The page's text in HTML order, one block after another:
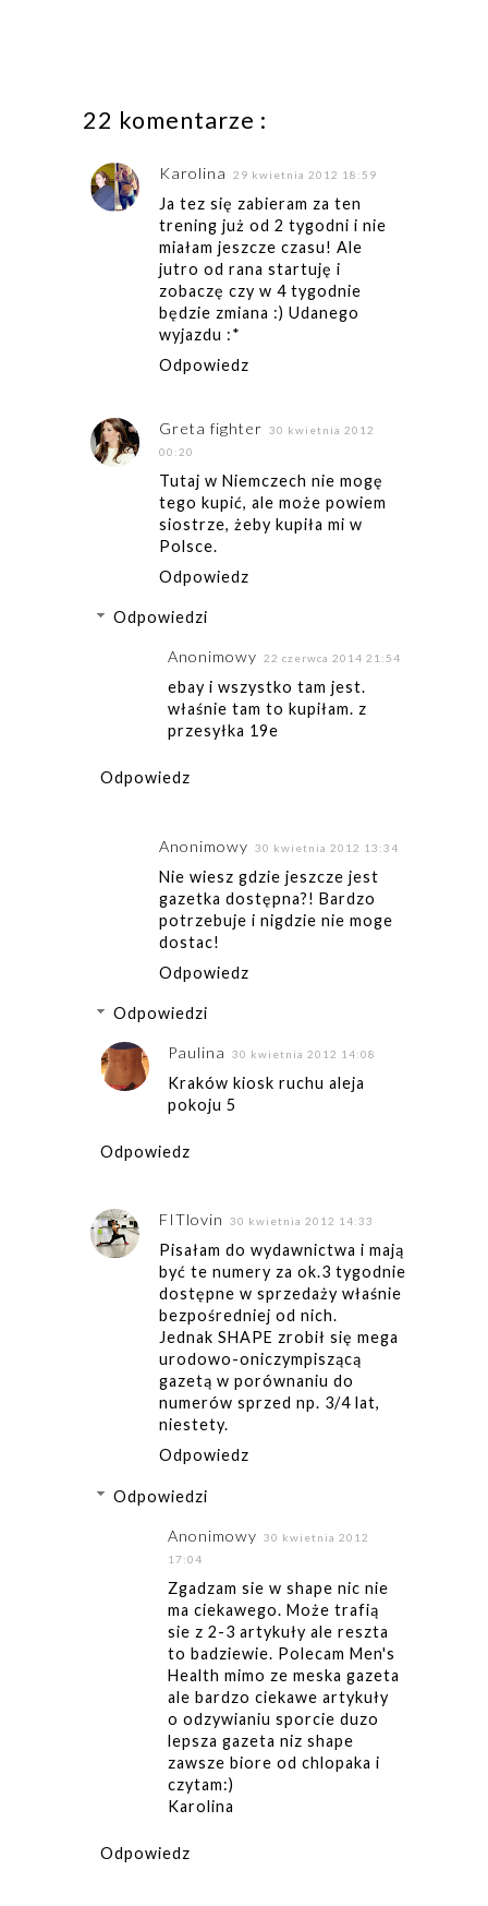
22 komentarze :
Karolina 29 kwietnia 2012 18:59
Ja tez się zabieram za ten
trening już od 2 tygodni i nie
miałam jeszcze czasu! Ale
jutro od rana startuję i
zobaczę czy w 4 tygodnie
będzie zmiana :) Udanego
wyjazdu :*
Odpowiedz
Greta fighter 30 kwietnia 2012
00:20
Tutaj w Niemczech nie mogę
tego kupić, ale może powiem
siostrze, żeby kupiła mi w
Polsce.
Odpowiedz
Odpowiedzi
Anonimowy 22 czerwca 2014 21:54
ebay i wszystko tam jest.
właśnie tam to kupiłam. z
przesyłka 19e
Odpowiedz
Anonimowy 30 kwietnia 2012 13:34
Nie wiesz gdzie jeszcze jest
gazetka dostępna?! Bardzo
potrzebuje i nigdzie nie moge
dostac!
Odpowiedz
Odpowiedzi
Paulina 30 kwietnia 2012 14:08
Kraków kiosk ruchu aleja
pokoju 5
Odpowiedz
FITlovin 30 kwietnia 2012 14:33
Pisałam do wydawnictwa i mają
być te numery za ok.3 tygodnie
dostępne w sprzedaży właśnie
bezpośredniej od nich.
Jednak SHAPE zrobił się mega
urodowo-oniczympiszącą
gazetą w porównaniu do
numerów sprzed np. 3/4 lat,
niestety.
Odpowiedz
Odpowiedzi
Anonimowy
30 kwietnia 2012
17:04
Zgadzam sie w shape nic nie
ma ciekawego. Może trafią
sie z 2-3 artykuły ale reszta
to badziewie. Polecam Men's
Health mimo ze meska gazeta
ale bardzo ciekawe artykuły
o odzywianiu sporcie duzo
lepsza gazeta niz shape
zawsze biore od chlopaka i
czytam:)
Karolina
Odpowiedz